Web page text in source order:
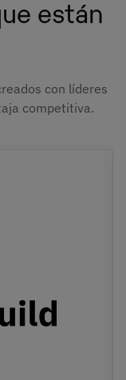
están
con líderes
competitiva.